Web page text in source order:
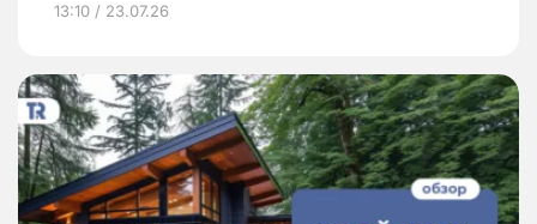
13:10 / 23.07.26